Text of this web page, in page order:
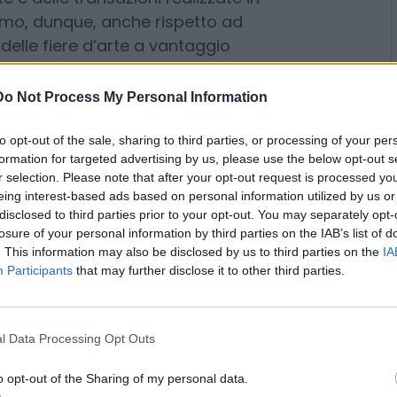
Not Process My Personal Information
opt-out of the sale, sharing to third parties, or processing of your
for targeted advertising by us, please use the below opt-out
selection. Please note that after your opt-out request is processed
interest-based ads based on personal information utilized by us
to third parties prior to your opt-out. You may separately
of your personal information by third parties on the IAB’s list of
This information may also be disclosed by us to third parties on the
Participants that may further disclose it to other third parties.
Data Processing Opt Outs
opt-out of the Sharing of my personal data.
comportamenti dei collezionisti
e Ubs Global Art Market
di nuovi acquirenti,
e delle transazioni realizzate in
dunque, anche rispetto ad
fiere d’arte a vantaggio
a rappresentare il canale
in contatto con nuovi
Le fiere sono luoghi
si costruiscono relazioni di
svizzero Ernst Beyeler, Art
che dal dopoguerra
collezioni appartenenti a
quattro cantoni: Emil Bührle,
Rosengart, Werner